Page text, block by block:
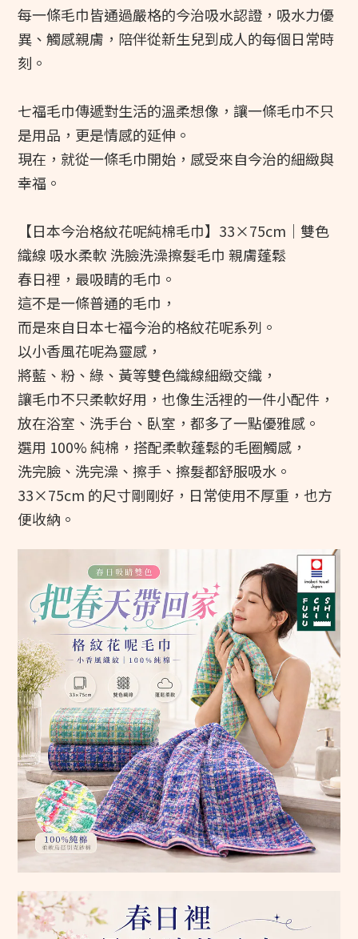
每一條毛巾皆通過嚴格的今治吸水認證，吸水力優
異、觸感親膚，陪伴從新生兒到成人的每個日常時
刻。
七福毛巾傳遞對生活的溫柔想像，讓一條毛巾不只
是用品，更是情感的延伸。
現在，就從一條毛巾開始，感受來自今治的細緻與
幸福。
【日本今治格紋花呢純棉毛巾】33×75cm｜雙色
織線 吸水柔軟 洗臉洗澡擦髮毛巾 親膚蓬鬆
春日裡，最吸睛的毛巾。
這不是一條普通的毛巾，
而是來自日本七福今治的格紋花呢系列。
以小香風花呢為靈感，
將藍、粉、綠、黃等雙色織線細緻交織，
讓毛巾不只柔軟好用，也像生活裡的一件小配件，
放在浴室、洗手台、臥室，都多了一點優雅感。
選用 100% 純棉，搭配柔軟蓬鬆的毛圈觸感，
洗完臉、洗完澡、擦手、擦髮都舒服吸水。
33×75cm 的尺寸剛剛好，日常使用不厚重，也方
便收納。